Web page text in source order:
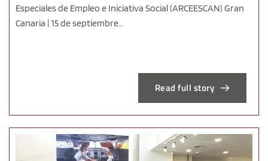
Especiales de Empleo e Iniciativa Social (ARCEESCAN) Gran
Canaria | 15 de septiembre…
Read full story